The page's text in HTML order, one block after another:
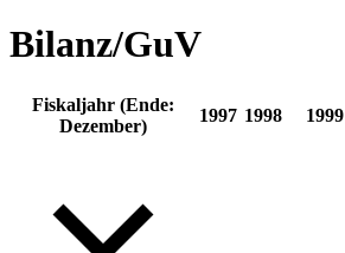
Bilanz/GuV
Fiskaljahr (Ende:
Dezember)
1997 1998 1999